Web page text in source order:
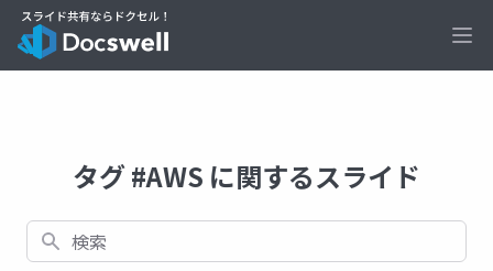
タグ #AWS に関するスライド
検索